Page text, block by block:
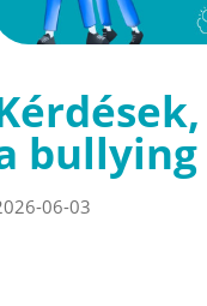
bullying
06-03